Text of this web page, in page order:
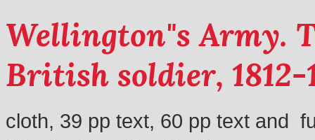
Wellington"s Army.
British soldier, 1812-
cloth, 39 pp text, 60 pp text and